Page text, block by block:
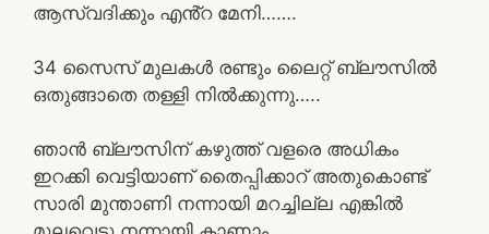
ആസ്വദിക്കും എൻ്റ മേനി…….
34 സൈസ് മുലകൾ രണ്ടും ലൈറ്റ് ബ്ലൗസിൽ
ഒതുങ്ങാതെ തള്ളി നിൽക്കുന്നു…..
ഞാൻ ബ്ലൗസിന് കഴുത്ത് വളരെ അധികം
ഇറക്കി വെട്ടിയാണ് തൈപ്പിക്കാറ് അതുകൊണ്ട്
സാരി മുന്താണി നന്നായി മറച്ചില്ല എങ്കിൽ